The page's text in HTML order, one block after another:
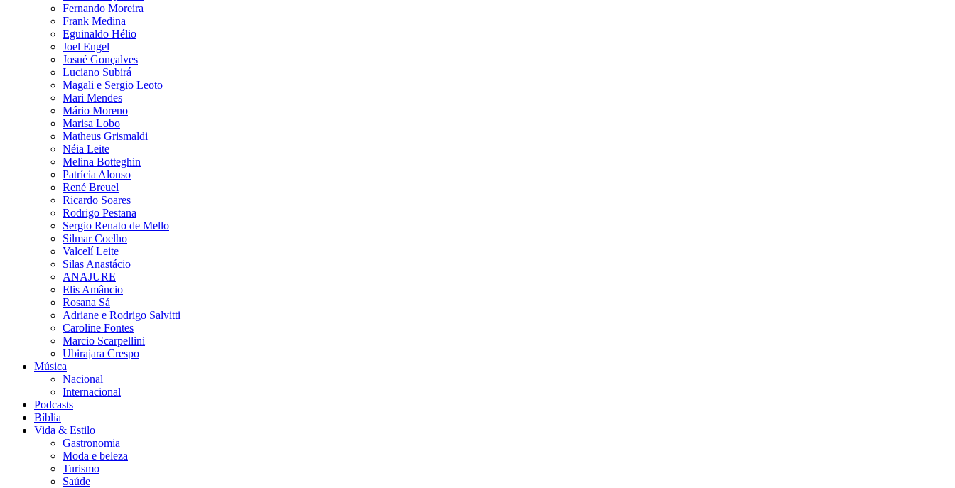
Fernando Moreira
Frank Medina
Eguinaldo Hélio
Joel Engel
Josué Gonçalves
Luciano Subirá
Magali e Sergio Leoto
Mari Mendes
Mário Moreno
Marisa Lobo
Matheus Grismaldi
Néia Leite
Melina Botteghin
Patrícia Alonso
René Breuel
Ricardo Soares
Rodrigo Pestana
Sergio Renato de Mello
Silmar Coelho
Valcelí Leite
Silas Anastácio
ANAJURE
Elis Amâncio
Rosana Sá
Adriane e Rodrigo Salvitti
Caroline Fontes
Marcio Scarpellini
Ubirajara Crespo
Música
Nacional
Internacional
Podcasts
Bíblia
Vida & Estilo
Gastronomia
Moda e beleza
Turismo
Saúde